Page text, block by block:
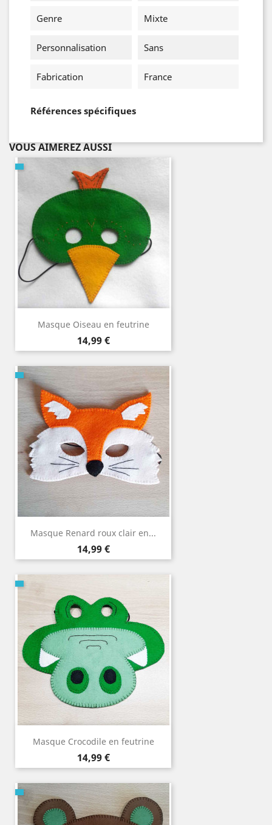
Genre Mixte
Personnalisation Sans
Fabrication France
Références spécifiques
VOUS AIMEREZ AUSSI
Masque Oiseau en feutrine
Prix
14,99 €
Masque Renard roux clair en...
Prix
14,99 €
Masque Crocodile en feutrine
Prix
14,99 €